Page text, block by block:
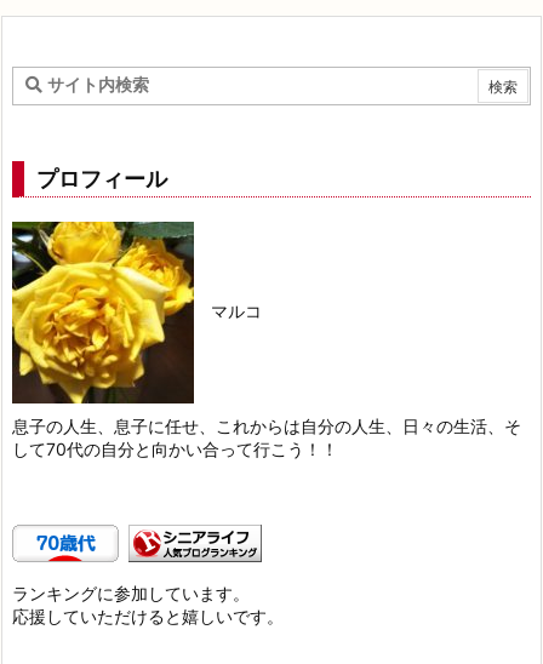
プロフィール
マルコ
息子の人生、息子に任せ、これからは自分の人生、日々の生活、そ
して70代の自分と向かい合って行こう！！
ランキングに参加しています。
応援していただけると嬉しいです。